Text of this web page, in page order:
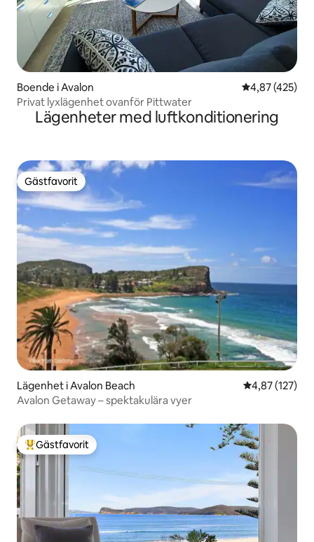
Boende i Avalon 4,87 av 5 i
4,87 (425)
Privat lyxlägenhet ovanför Pittwater
Lägenheter med luftkonditionering
Gästfavorit
Gästfavorit
Lägenhet i Avalon Beach 4,87 av 5 i
4,87 (127)
Avalon Getaway – spektakulära vyer
Populär gästfavorit
Gästfavorit